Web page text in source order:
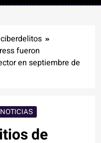
fueron
en septiembre de
NOTICIAS
de